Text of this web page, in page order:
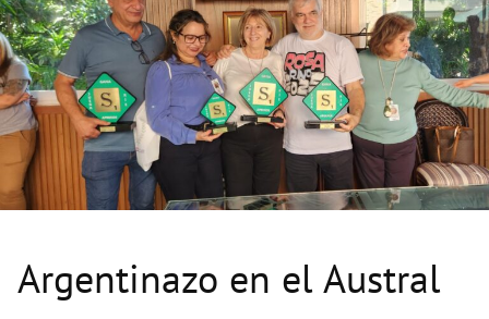
Argentinazo en el Austral